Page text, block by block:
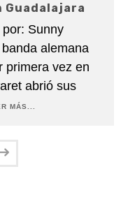
Guadalajara
Sunny
alemana
primera vez en
abrió sus
MÁS...